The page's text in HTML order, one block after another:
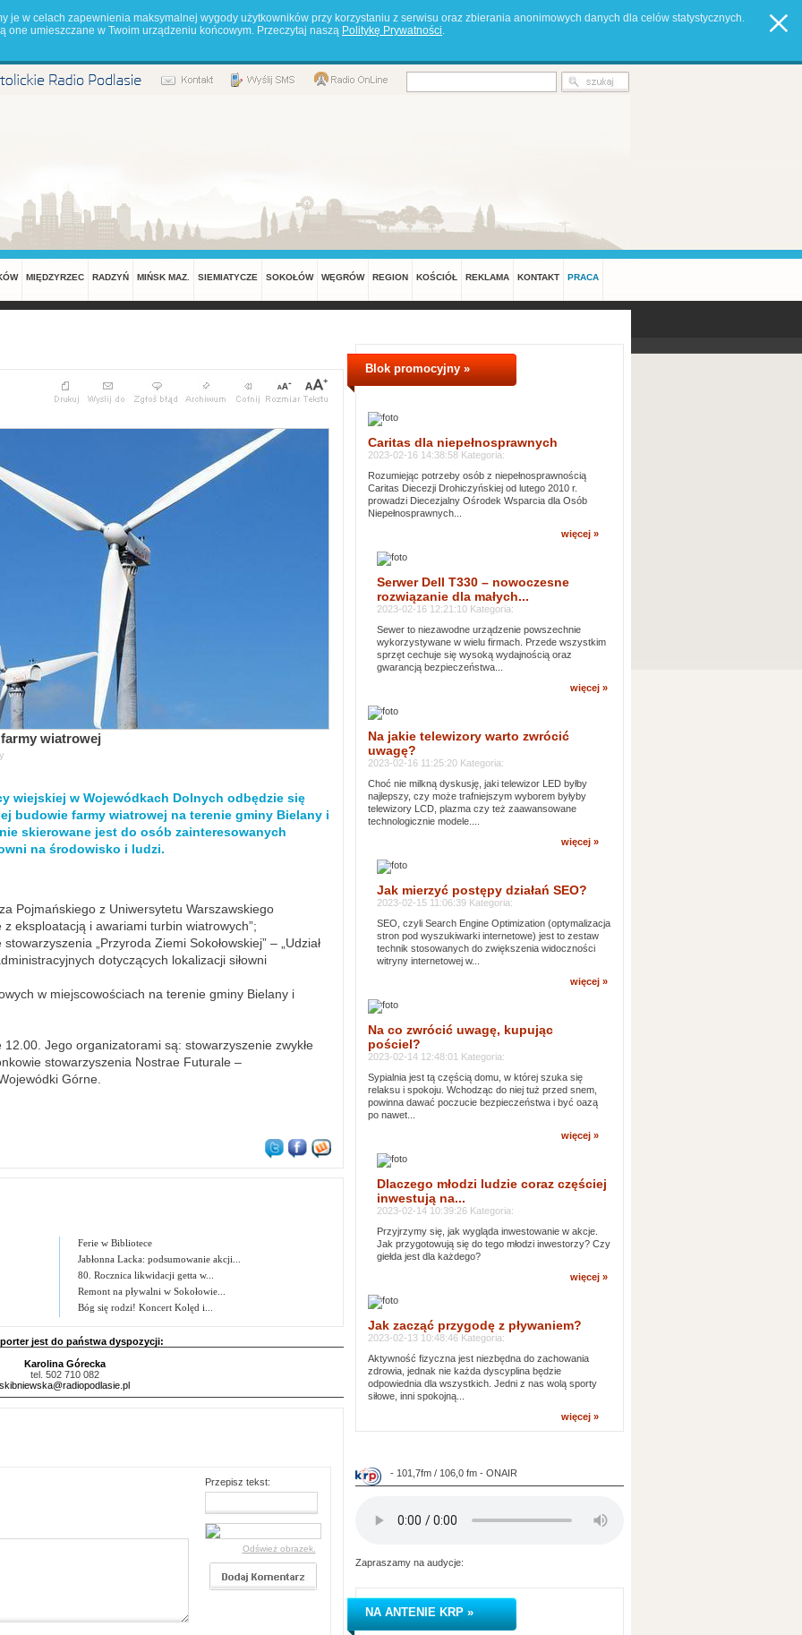
w celach zapewnienia maksymalnej wygody użytkowników przy korzystaniu z serwisu oraz zbierania anonimowych danych dla celów statystycznych.
umieszczane w Twoim urządzeniu końcowym. Przeczytaj naszą Politykę Prywatności.
MIĘDZYRZEC RADZYŃ MIŃSK MAZ. SIEMIATYCZE SOKOŁÓW WĘGRÓW REGION KOŚCIÓŁ REKLAMA KONTAKT PRACA
wiatrowej
wiejskiej w Wojewódkach Dolnych odbędzie się
budowie farmy wiatrowej na terenie gminy Bielany i
skierowane jest do osób zainteresowanych
na środowisko i ludzi.
Pojmańskiego z Uniwersytetu Warszawskiego
z eksploatacją i awariami turbin wiatrowych”;
„Przyroda Ziemi Sokołowskiej” – „Udział
dotyczących lokalizacji siłowni
w miejscowościach na terenie gminy Bielany i
Jego organizatorami są: stowarzyszenie zwykłe
stowarzyszenia Nostrae Futurale –
Górne.
Ferie w Bibliotece
Jabłonna Lacka: podsumowanie akcji...
80. Rocznica likwidacji getta w...
Remont na pływalni w Sokołowie...
Bóg się rodzi! Koncert Kolęd i...
jest do państwa dyspozycji:
Karolina Górecka
tel. 502 710 082
skibniewska@radiopodlasie.pl
Przepisz tekst:
Odśwież obrazek.
Blok promocyjny »
Caritas dla niepełnosprawnych
2023-02-16 14:38:58 Kategoria:
Rozumiejąc potrzeby osób z niepełnosprawnością
Caritas Diecezji Drohiczyńskiej od lutego 2010 r.
prowadzi Diecezjalny Ośrodek Wsparcia dla Osób
Niepełnosprawnych...
więcej »
Serwer Dell T330 – nowoczesne
rozwiązanie dla małych...
2023-02-16 12:21:10 Kategoria:
Sewer to niezawodne urządzenie powszechnie
wykorzystywane w wielu firmach. Przede wszystkim
sprzęt cechuje się wysoką wydajnością oraz
gwarancją bezpieczeństwa...
więcej »
Na jakie telewizory warto zwrócić
uwagę?
2023-02-16 11:25:20 Kategoria:
Choć nie milkną dyskusję, jaki telewizor LED byłby
najlepszy, czy może trafniejszym wyborem byłyby
telewizory LCD, plazma czy też zaawansowane
technologicznie modele....
więcej »
Jak mierzyć postępy działań SEO?
2023-02-15 11:06:39 Kategoria:
SEO, czyli Search Engine Optimization (optymalizacja
stron pod wyszukiwarki internetowe) jest to zestaw
technik stosowanych do zwiększenia widoczności
witryny internetowej w...
więcej »
Na co zwrócić uwagę, kupując
pościel?
2023-02-14 12:48:01 Kategoria:
Sypialnia jest tą częścią domu, w której szuka się
relaksu i spokoju. Wchodząc do niej tuż przed snem,
powinna dawać poczucie bezpieczeństwa i być oazą
po nawet...
więcej »
Dlaczego młodzi ludzie coraz częściej
inwestują na...
2023-02-14 10:39:26 Kategoria:
Przyjrzymy się, jak wygląda inwestowanie w akcje.
Jak przygotowują się do tego młodzi inwestorzy? Czy
giełda jest dla każdego?
więcej »
Jak zacząć przygodę z pływaniem?
2023-02-13 10:48:46 Kategoria:
Aktywność fizyczna jest niezbędna do zachowania
zdrowia, jednak nie każda dyscyplina będzie
odpowiednia dla wszystkich. Jedni z nas wolą sporty
siłowe, inni spokojną...
więcej »
- 101,7fm / 106,0 fm - ONAIR
Zapraszamy na audycje:
NA ANTENIE KRP »